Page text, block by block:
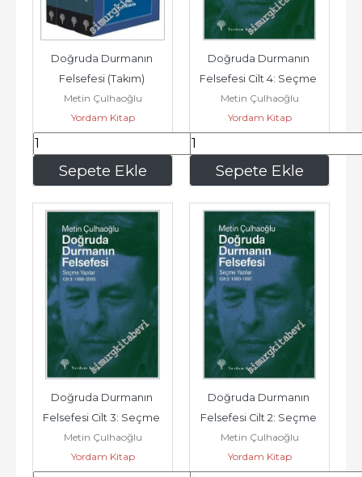
Sepete Ekle
Doğruda Durmanın
Felsefesi (Takım)
Seçme Yazılar 1970-
2022 -
Metin Çulhaoğlu
Yordam Kitap
2.250 ,00 Sepete Ekle
Doğruda Durmanın
Felsefesi Cilt 4: Seçme
Yazılar 2006 - 2022 -
Metin Çulhaoğlu
Yordam Kitap
562,50
Doğruda Durmanın
Felsefesi Cilt 3: Seçme
Yazılar 1998 - 2005 -
Metin Çulhaoğlu
Yordam Kitap
Doğruda Durmanın
Felsefesi Cilt 2: Seçme
Yazılar 1990 - 1997 -
Metin Çulhaoğlu
Yordam Kitap